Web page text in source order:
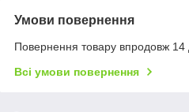
Умови повернення
Повернення товару впродовж 14
Всі умови повернення